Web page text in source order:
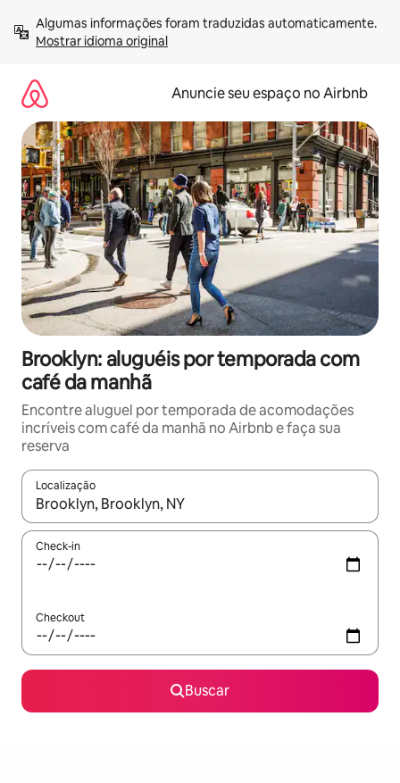
para
Mostrar idioma original
Anuncie seu espaço no Airbnb
Brooklyn: aluguéis por temporada com
café da manhã
Encontre aluguel por temporada de acomodações
incríveis com café da manhã no Airbnb e faça sua
reserva
Localização
Quando os resultados estiverem disponíveis, explore-os
Check-in
Checkout
Buscar